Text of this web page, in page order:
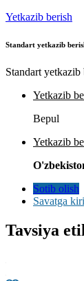
Yetkazib berish
Standart yetkazib
Standart yetkazib
Yetkazib
Bepul
Yetkazib
Sotib olish
Savatga
Tavsiya